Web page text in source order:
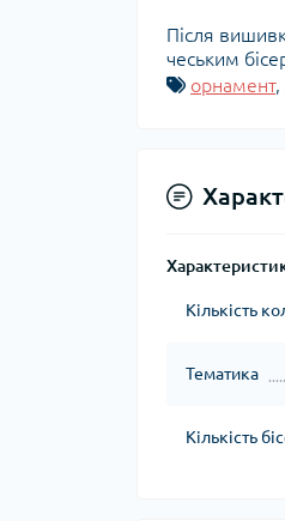
Після
чеським
орнамент,
Кількість
Тематика
Кількість